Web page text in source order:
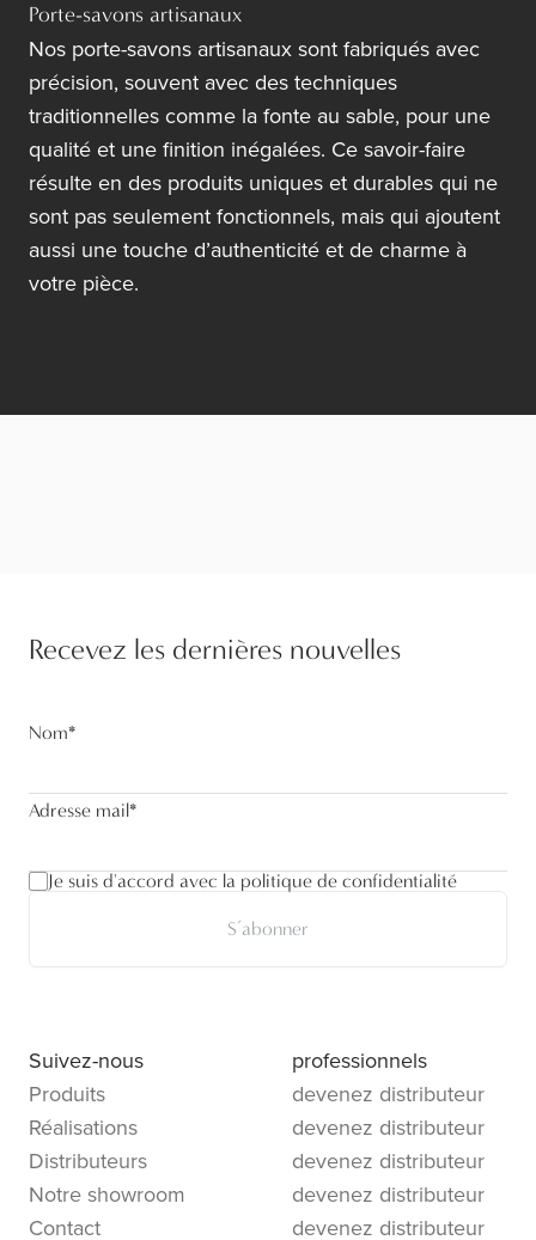
Porte-savons artisanaux
Nos porte-savons artisanaux sont fabriqués avec
précision, souvent avec des techniques
traditionnelles comme la fonte au sable, pour une
qualité et une finition inégalées. Ce savoir-faire
résulte en des produits uniques et durables qui ne
sont pas seulement fonctionnels, mais qui ajoutent
aussi une touche d’authenticité et de charme à
votre pièce.
Recevez les dernières nouvelles
Nom*
Adresse mail*
Je suis d'accord avec la politique de confidentialité
S’abonner
Suivez-nous
Produits
Réalisations
Distributeurs
Notre showroom
Contact
professionnels
devenez distributeur
devenez distributeur
devenez distributeur
devenez distributeur
devenez distributeur